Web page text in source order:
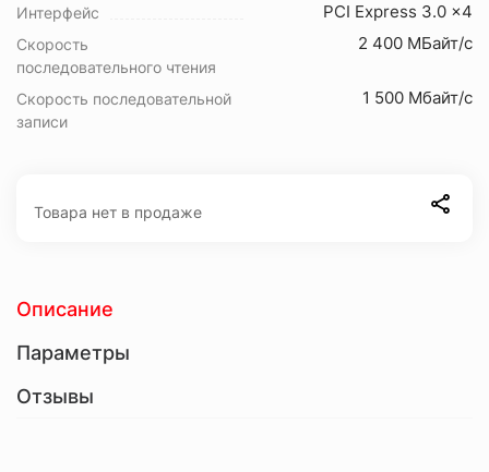
Интерфейс PCI Express 3.0 x4
Скорость
последовательного чтения
2 400 МБайт/с
Скорость последовательной
записи
1 500 Мбайт/с
Товара нет в продаже
Описание
Параметры
Отзывы